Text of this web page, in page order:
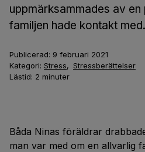
Publicerad: 9 februari 2021
Kategori: Stress, Stressberättelser
Lästid: 2 minuter
uppmärksammades av
familjen hade kontakt med.
Båda Ninas föräldrar
man var med om en allvarlig